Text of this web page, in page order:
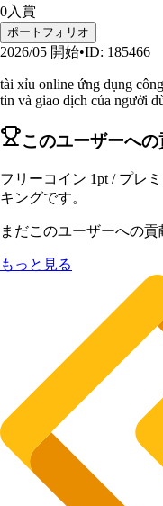
0入賞
ポートフォリオ
2026/05 開始•ID: 185466
tài xỉu online ứng dụng
tin và giao dịch của người
このユーザーへ
フリーコイン 1pt / プレ
キングです。
まだこのユーザーへの貢
もっと見る